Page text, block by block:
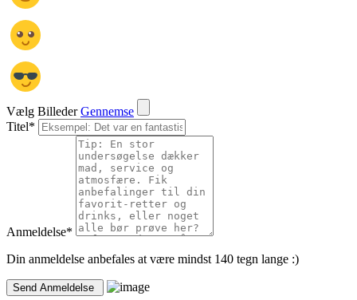
Vælg Billeder Gennemse
Titel*
Anmeldelse*
Din anmeldelse anbefales at være mindst 140 tegn lange :)